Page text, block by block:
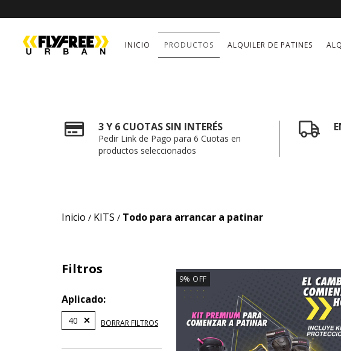
INICIO PRODUCTOS ALQUILER DE PATINES
3 Y 6 CUOTAS SIN INTERÉS
Pedir Link de Pago para 6 Cuotas en
productos seleccionados
Inicio / KITS / Todo para arrancar a patinar
Filtros
Aplicado:
40 BORRAR FILTROS
9% OFF